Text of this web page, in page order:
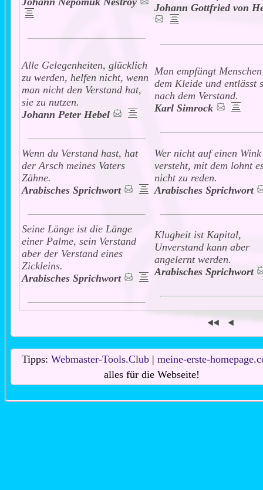
Johann Gottfried von
Alle Gelegenheiten, glücklich
zu werden, helfen nicht, wenn
man nicht den Verstand hat,
sie zu nutzen.
Johann Peter Hebel
Man empfängt
dem Kleide und entlässt
nach dem Verstand.
Karl Simrock
Wenn du Verstand hast, hat
der Arsch meines Vaters
Zähne.
Arabisches Sprichwort
Wer nicht auf einen
versteht, mit dem lohnt
nicht zu reden.
Arabisches Sprichwort
Seine Länge ist die Länge
einer Palme, sein Verstand
aber der Verstand eines
Zickleins.
Arabisches Sprichwort
Klugheit ist Kapital,
Unverstand kann aber
angelernt werden.
Arabisches Sprichwort
Tipps:Webmaster-Tools.Club |meine-erste-
alles für die Webseite!